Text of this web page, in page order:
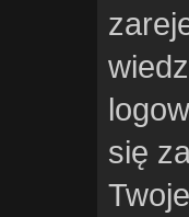
się